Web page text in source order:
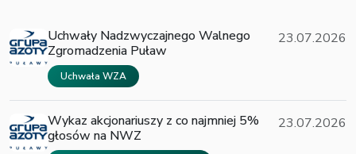
Uchwały Nadzwyczajnego Walnego
Zgromadzenia Puław
Uchwała WZA
23.07.2026
Wykaz akcjonariuszy z co najmniej 5%
głosów na NWZ
23.07.2026